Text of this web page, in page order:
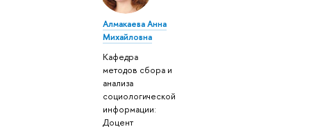
Алмакаева Анна
Михайловна
Кафедра
методов сбора и
анализа
социологической
информации:
Доцент